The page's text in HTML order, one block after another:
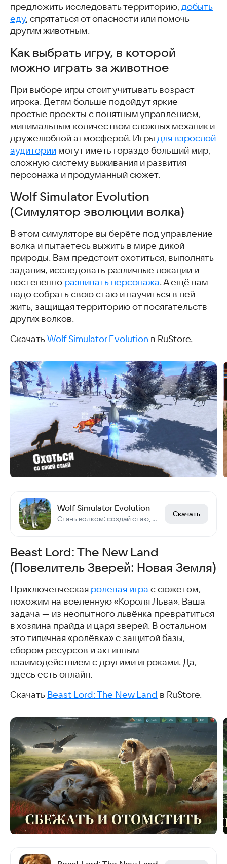
предложить исследовать территорию, добыть
еду, спрятаться от опасности или помочь
другим животным.
Как выбрать игру, в которой
можно играть за животное
При выборе игры стоит учитывать возраст
игрока. Детям больше подойдут яркие
простые проекты с понятным управлением,
минимальным количеством сложных механик и
дружелюбной атмосферой. Игры для взрослой
аудитории могут иметь гораздо больший мир,
сложную систему выживания и развития
персонажа и продуманный сюжет.
Wolf Simulator Evolution
(Симулятор эволюции волка)
В этом симуляторе вы берёте под управление
волка и пытаетесь выжить в мире дикой
природы. Вам предстоит охотиться, выполнять
задания, исследовать различные локации и
постепенно развивать персонажа. А ещё вам
надо собрать свою стаю и научиться в ней
жить, защищая территорию от посягательств
других волков.
Скачать Wolf Simulator Evolution в RuStore.
Wolf Simulator Evolution
Стань волком: создай стаю, охоться, сражайся и развивайся
Скачать
Beast Lord: The New Land
(Повелитель Зверей: Новая Земля)
Приключенческая ролевая игра с сюжетом,
похожим на вселенную «Короля Льва». Ваша
задача — из неопытного львёнка превратиться
в хозяина прайда и царя зверей. В остальном
это типичная «ролёвка» с защитой базы,
сбором ресурсов и активным
взаимодействием с другими игроками. Да,
здесь есть онлайн.
Скачать Beast Lord: The New Land в RuStore.